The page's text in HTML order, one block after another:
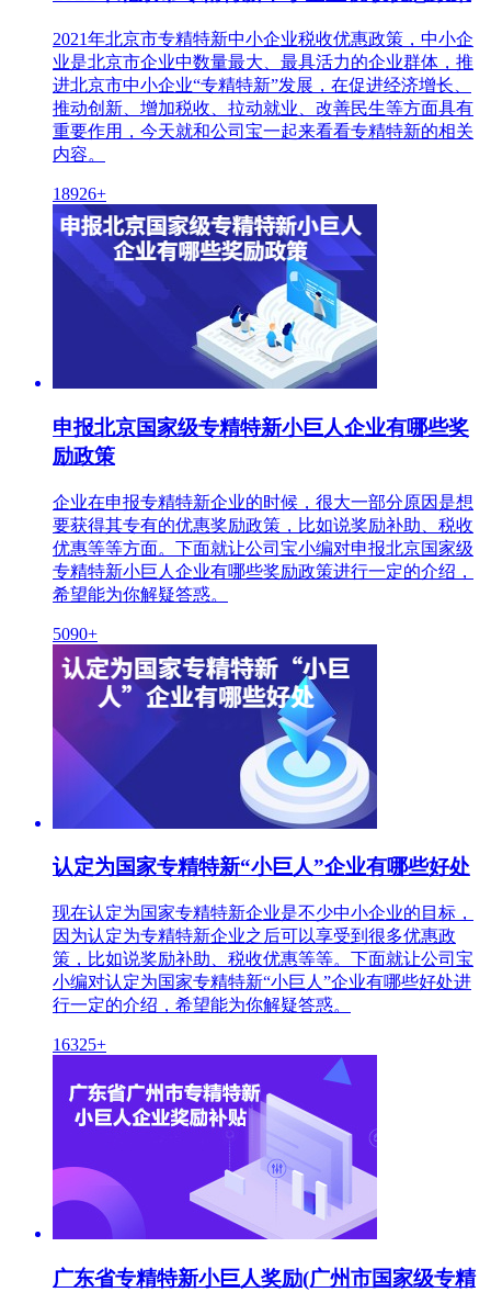
2021年北京市专精特新中小企业税收优惠政策，中小企
业是北京市企业中数量最大、最具活力的企业群体，推
进北京市中小企业“专精特新”发展，在促进经济增长、
推动创新、增加税收、拉动就业、改善民生等方面具有
重要作用，今天就和公司宝一起来看看专精特新的相关
内容。
18926+
申报北京国家级专精特新小巨人企业有哪些奖
励政策
企业在申报专精特新企业的时候，很大一部分原因是想
要获得其专有的优惠奖励政策，比如说奖励补助、税收
优惠等等方面。下面就让公司宝小编对申报北京国家级
专精特新小巨人企业有哪些奖励政策进行一定的介绍，
希望能为你解疑答惑。
5090+
认定为国家专精特新“小巨人”企业有哪些好处
现在认定为国家专精特新企业是不少中小企业的目标，
因为认定为专精特新企业之后可以享受到很多优惠政
策，比如说奖励补助、税收优惠等等。下面就让公司宝
小编对认定为国家专精特新“小巨人”企业有哪些好处进
行一定的介绍，希望能为你解疑答惑。
16325+
广东省专精特新小巨人奖励(广州市国家级专精